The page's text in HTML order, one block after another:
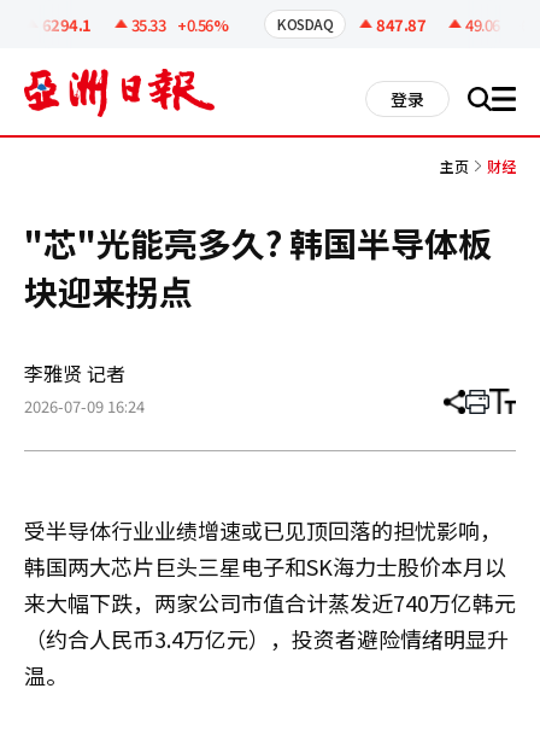
6294.1 35.33 +0.56% KOSDAQ 847.87 49.06
登录 搜 all
主页 财经
"芯"光能亮多久? 韩国半导体板
块迎来拐点
李雅贤 记者
2026-07-09 16:24 分
章
打 调
小
受半导体行业业绩增速或已见顶回落的担忧影响，
韩国两大芯片巨头三星电子和SK海力士股价本月以
来大幅下跌，两家公司市值合计蒸发近740万亿韩元
（约合人民币3.4万亿元），投资者避险情绪明显升
温。